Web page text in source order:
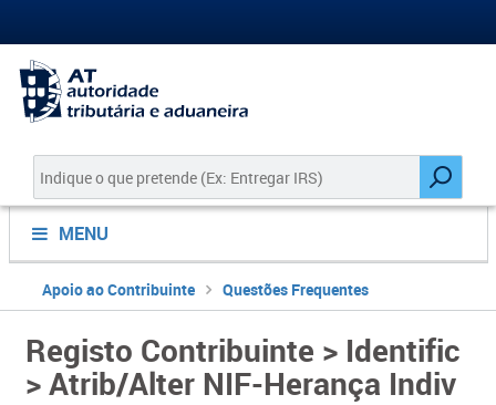
MENU
Apoio ao Contribuinte Questões Frequentes
Registo Contribuinte > Identific
> Atrib/Alter NIF-Herança Indiv